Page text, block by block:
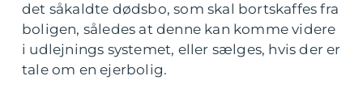
det såkaldte dødsbo, som skal bortskaffes fra
boligen, således at denne kan komme videre
i udlejnings systemet, eller sælges, hvis der er
tale om en ejerbolig.